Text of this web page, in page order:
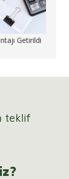
Getirildi
teklif